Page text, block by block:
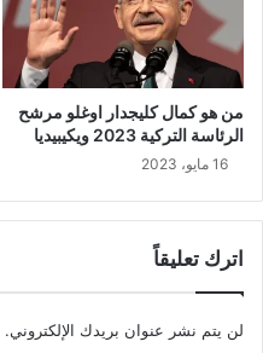
من هو كمال كليجدار اوغلو مرشح
الرئاسة التركية 2023 ويكيبيديا
16 مايو، 2023
اترك تعليقاً
لن يتم نشر عنوان بريدك الإلكتروني.